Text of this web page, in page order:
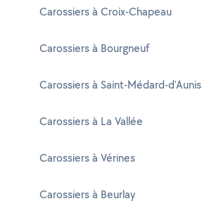
Carossiers à Croix-Chapeau
Carossiers à Bourgneuf
Carossiers à Saint-Médard-d'Aunis
Carossiers à La Vallée
Carossiers à Vérines
Carossiers à Beurlay